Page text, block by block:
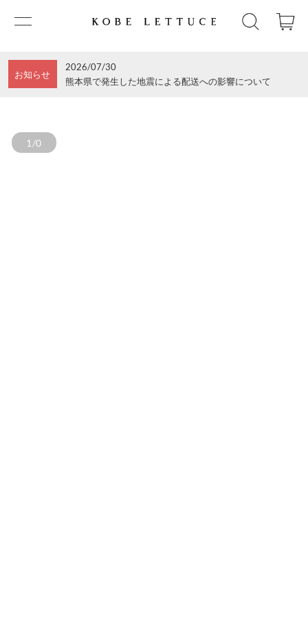
お知らせ
2026/07/30
熊本県で発生した地震による配送への影響について
1/0